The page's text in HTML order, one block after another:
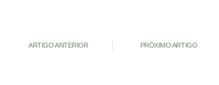
ARTIGO ANTERIOR PRÓXIMO ARTIGO